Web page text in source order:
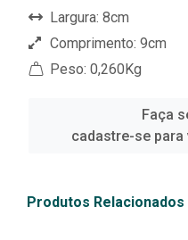
Largura: 8cm
Comprimento: 9cm
Peso: 0,260Kg
Faça
cadastre-se
Produtos Relacionados